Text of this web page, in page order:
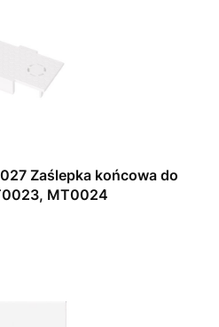
Zaślepka końcowa do
MT0024